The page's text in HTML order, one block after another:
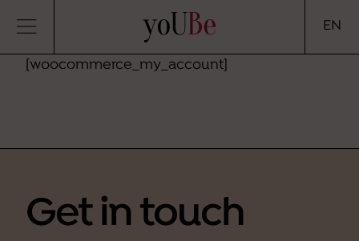
yoUBe EN
[woocommerce_my_account]
Get in touch